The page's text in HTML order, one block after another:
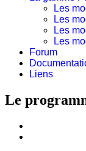
Les
Les
Les
Les
Forum
Liens
Le